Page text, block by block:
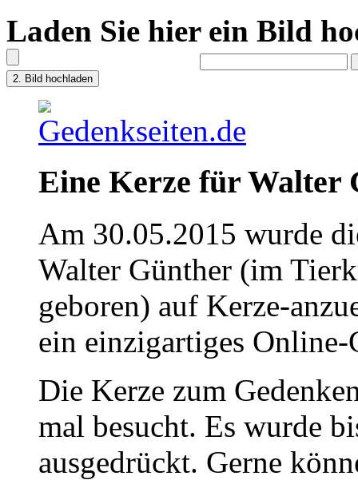
Laden Sie hier ein Bild
Eine Kerze für Walter
Am 30.05.2015 wurde
Walter Günther (im
geboren) auf Kerze-
ein einzigartiges Online-
Die Kerze zum
mal besucht. Es wurde
ausgedrückt. Gerne